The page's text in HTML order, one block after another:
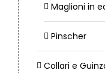
Maglioni in
Pinscher
Collari e